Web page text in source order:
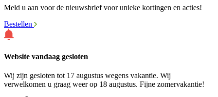
Meld u aan voor de nieuwsbrief voor unieke kortingen en acties!
Bestellen
Website vandaag gesloten
Wij zijn gesloten tot 17 augustus wegens vakantie. Wij
verwelkomen u graag weer op 18 augustus. Fijne zomervakantie!